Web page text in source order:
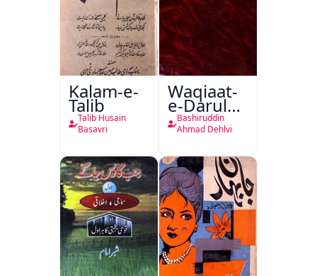
Kalam-e-
Talib
Talib Husain
Basavri
Waqiaat-
e-Darul
Hukumat
Delhi
Bashiruddin
Ahmad Dehlvi